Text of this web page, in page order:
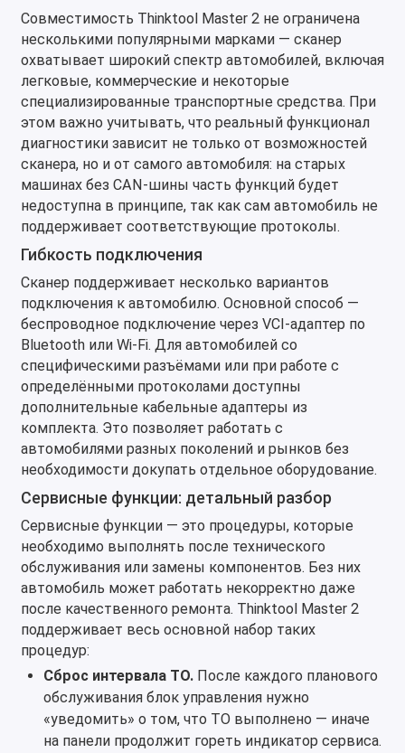
Совместимость Thinktool Master 2 не ограничена
несколькими популярными марками — сканер
охватывает широкий спектр автомобилей, включая
легковые, коммерческие и некоторые
специализированные транспортные средства. При
этом важно учитывать, что реальный функционал
диагностики зависит не только от возможностей
сканера, но и от самого автомобиля: на старых
машинах без CAN-шины часть функций будет
недоступна в принципе, так как сам автомобиль не
поддерживает соответствующие протоколы.
Гибкость подключения
Сканер поддерживает несколько вариантов
подключения к автомобилю. Основной способ —
беспроводное подключение через VCI-адаптер по
Bluetooth или Wi-Fi. Для автомобилей со
специфическими разъёмами или при работе с
определёнными протоколами доступны
дополнительные кабельные адаптеры из
комплекта. Это позволяет работать с
автомобилями разных поколений и рынков без
необходимости докупать отдельное оборудование.
Сервисные функции: детальный разбор
Сервисные функции — это процедуры, которые
необходимо выполнять после технического
обслуживания или замены компонентов. Без них
автомобиль может работать некорректно даже
после качественного ремонта. Thinktool Master 2
поддерживает весь основной набор таких
процедур:
Сброс интервала ТО.После каждого планового
обслуживания блок управления нужно
«уведомить» о том, что ТО выполнено — иначе
на панели продолжит гореть индикатор сервиса.